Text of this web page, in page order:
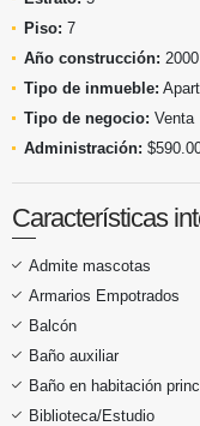
Piso: 7
Año construcción: 2000
Tipo de inmueble:
Tipo de negocio: Venta
Administración:
Características
Admite mascotas
Armarios Empotrados
Balcón
Baño auxiliar
Baño en habitación
Biblioteca/Estudio